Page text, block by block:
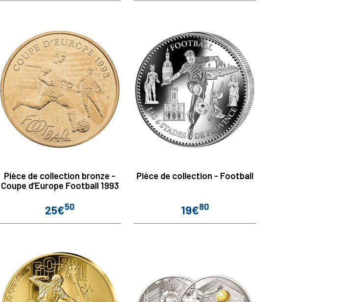
Pièce de collection bronze -
Coupe d’Europe Football 1993
Prix
25€50
Pièce de collection - Football
Prix
19€80